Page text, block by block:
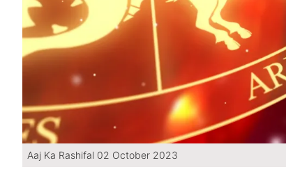
Aaj Ka Rashifal 02 October 2023